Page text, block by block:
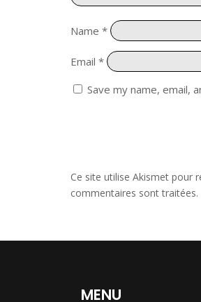
Name *
Email *
Save my name, email,
Ce site utilise Akismet pour
commentaires sont traitées.
MENU